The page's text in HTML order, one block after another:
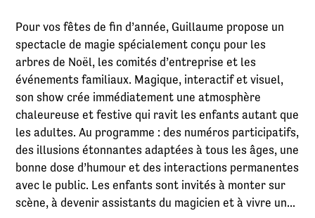
Pour vos fêtes de fin d’année, Guillaume propose un
spectacle de magie spécialement conçu pour les
arbres de Noël, les comités d’entreprise et les
événements familiaux. Magique, interactif et visuel,
son show crée immédiatement une atmosphère
chaleureuse et festive qui ravit les enfants autant que
les adultes. Au programme : des numéros participatifs,
des illusions étonnantes adaptées à tous les âges, une
bonne dose d’humour et des interactions permanentes
avec le public. Les enfants sont invités à monter sur
scène, à devenir assistants du magicien et à vivre un...